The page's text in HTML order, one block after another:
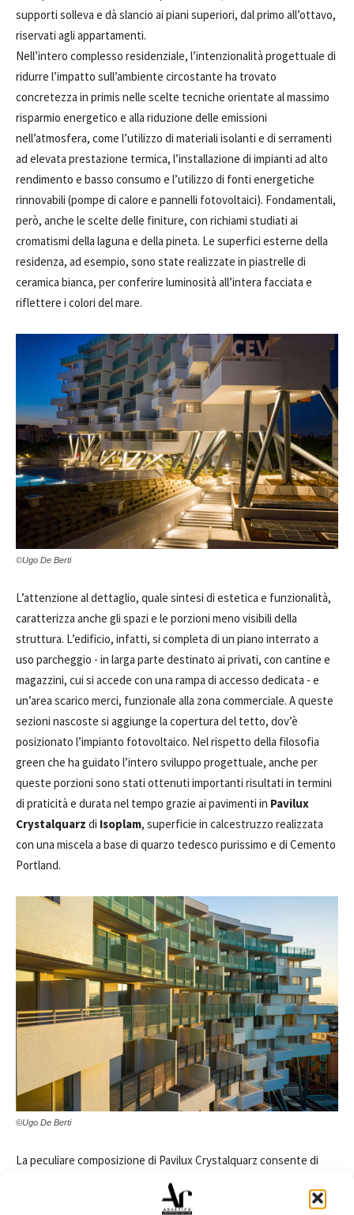
supporti solleva e dà slancio ai piani superiori, dal primo all’ottavo,
riservati agli appartamenti.
Nell’intero complesso residenziale, l’intenzionalità progettuale di
ridurre l’impatto sull’ambiente circostante ha trovato
concretezza in primis nelle scelte tecniche orientate al massimo
risparmio energetico e alla riduzione delle emissioni
nell’atmosfera, come l’utilizzo di materiali isolanti e di serramenti
ad elevata prestazione termica, l’installazione di impianti ad alto
rendimento e basso consumo e l’utilizzo di fonti energetiche
rinnovabili (pompe di calore e pannelli fotovoltaici). Fondamentali,
però, anche le scelte delle finiture, con richiami studiati ai
cromatismi della laguna e della pineta. Le superfici esterne della
residenza, ad esempio, sono state realizzate in piastrelle di
ceramica bianca, per conferire luminosità all’intera facciata e
riflettere i colori del mare.
©Ugo De Berti
L’attenzione al dettaglio, quale sintesi di estetica e funzionalità,
caratterizza anche gli spazi e le porzioni meno visibili della
struttura. L’edificio, infatti, si completa di un piano interrato a
uso parcheggio - in larga parte destinato ai privati, con cantine e
magazzini, cui si accede con una rampa di accesso dedicata - e
un’area scarico merci, funzionale alla zona commerciale. A queste
sezioni nascoste si aggiunge la copertura del tetto, dov’è
posizionato l’impianto fotovoltaico. Nel rispetto della filosofia
green che ha guidato l’intero sviluppo progettuale, anche per
queste porzioni sono stati ottenuti importanti risultati in termini
di praticità e durata nel tempo grazie ai pavimenti in Pavilux
Crystalquarz di Isoplam, superficie in calcestruzzo realizzata
con una miscela a base di quarzo tedesco purissimo e di Cemento
Portland.
©Ugo De Berti
La peculiare composizione di Pavilux Crystalquarz consente di
realizzare pavimentazioni dalle grandi resistenze meccaniche, in
virtù dell’elevata concentrazione dell’aggregato siliceo e della